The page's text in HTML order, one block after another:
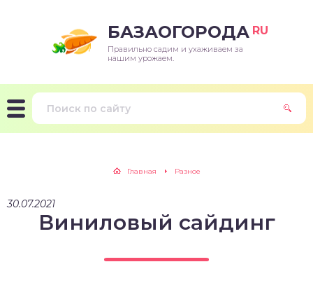
БАЗАОГОРОДА RU
Правильно садим и ухаживаем за
нашим урожаем.
Главная Разное
30.07.2021
Виниловый сайдинг